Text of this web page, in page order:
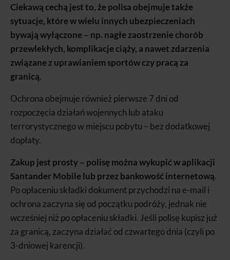
Ciekawą cechą jest to, że polisa obejmuje także
sytuacje, które w wielu innych ubezpieczeniach
bywają wyłączone – np. nagłe zaostrzenie chorób
przewlekłych, komplikacje ciąży, a nawet zdarzenia
związane z uprawianiem sportów czy pracą za
granicą.
Ochrona obejmuje również pierwsze 7 dni od
rozpoczęcia działań wojennych lub ataku
terrorystycznego w miejscu pobytu – bez dodatkowej
dopłaty.
Zakup jest prosty – polisę można wykupić w aplikacji
Santander Mobile lub przez bankowość internetową.
Po opłaceniu składki dokument przychodzi na e-mail i
ochrona zaczyna się od początku podróży, jednak nie
wcześniej niż po opłaceniu składki. Jeśli polisę kupisz już
za granicą, zaczyna działać od czwartego dnia (czyli po
3-dniowej karencji).